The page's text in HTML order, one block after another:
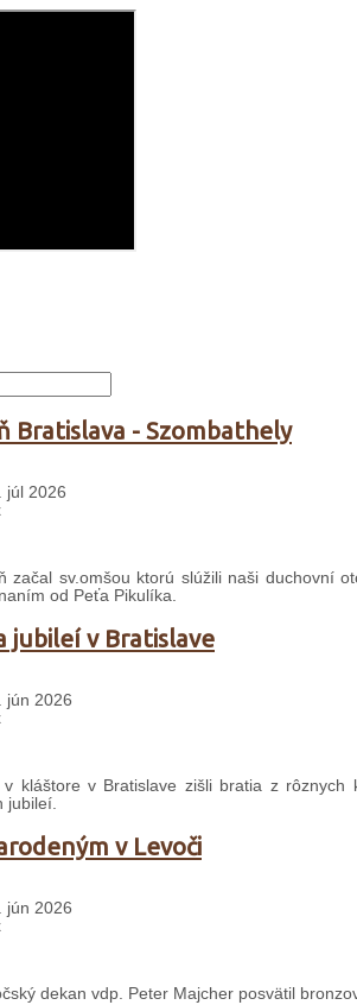
Bratislava - Szombathely
júl 2026
začal sv.omšou ktorú slúžili naši duchovní
od Peťa Pikulíka.
jubileí v Bratislave
jún 2026
kláštore v Bratislave zišli bratia z rôznych
jubileí.
v Levoči
jún 2026
dekan vdp. Peter Majcher posvätil